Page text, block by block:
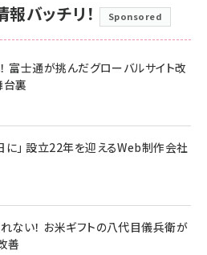
バッチリ！ Sponsored
富士通が挑んだグローバルサイト改
台裏
」 設立22年を迎えるWeb制作会社
ない！ お米ギフトの八代目儀兵衛が
善